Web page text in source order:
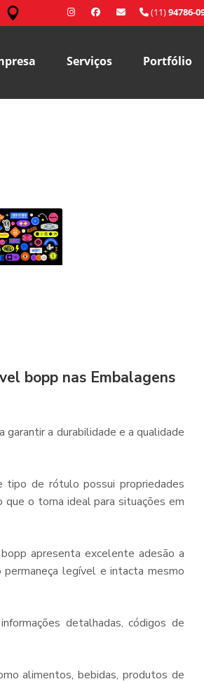
(11)94786-
Serviços Portfólio
bopp nas Embalagens
garantir a durabilidade e a qualidade
tipo de rótulo possui propriedades
o torna ideal para situações em
apresenta excelente adesão a
legível e intacta mesmo
detalhadas, códigos de
alimentos, bebidas, produtos de